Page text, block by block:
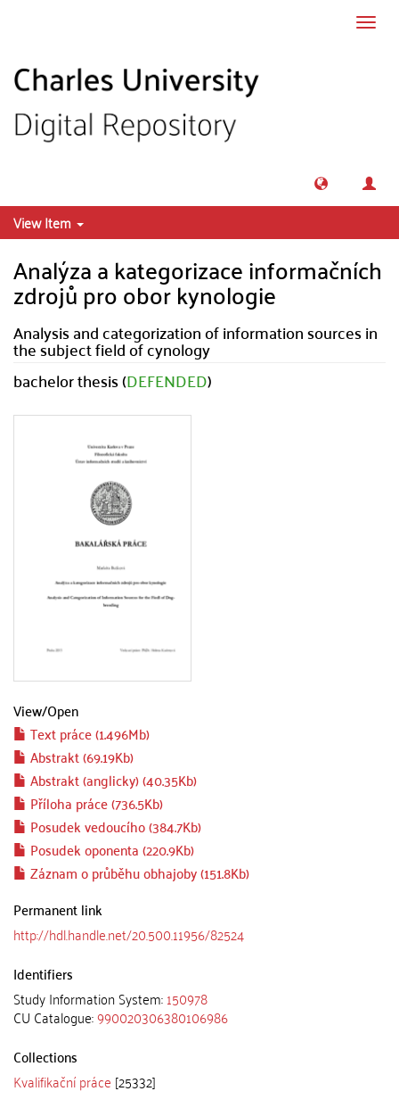
View Item
Analýza a kategorizace informačních
zdrojů pro obor kynologie
Analysis and categorization of information sources in
the subject field of cynology
bachelor thesis (DEFENDED)
View/Open
Text práce (1.496Mb)
Abstrakt (69.19Kb)
Abstrakt (anglicky) (40.35Kb)
Příloha práce (736.5Kb)
Posudek vedoucího (384.7Kb)
Posudek oponenta (220.9Kb)
Záznam o průběhu obhajoby (151.8Kb)
Permanent link
http://hdl.handle.net/20.500.11956/82524
Identifiers
Study Information System:150978
CU Catalogue:990020306380106986
Collections
Kvalifikační práce [25332]